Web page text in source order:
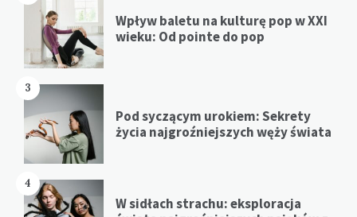
Wpływ baletu na kulturę pop w XXI
wieku: Od pointe do pop
3
Pod syczącym urokiem: Sekrety
życia najgroźniejszych węży świata
4
W sidłach strachu: eksploracja